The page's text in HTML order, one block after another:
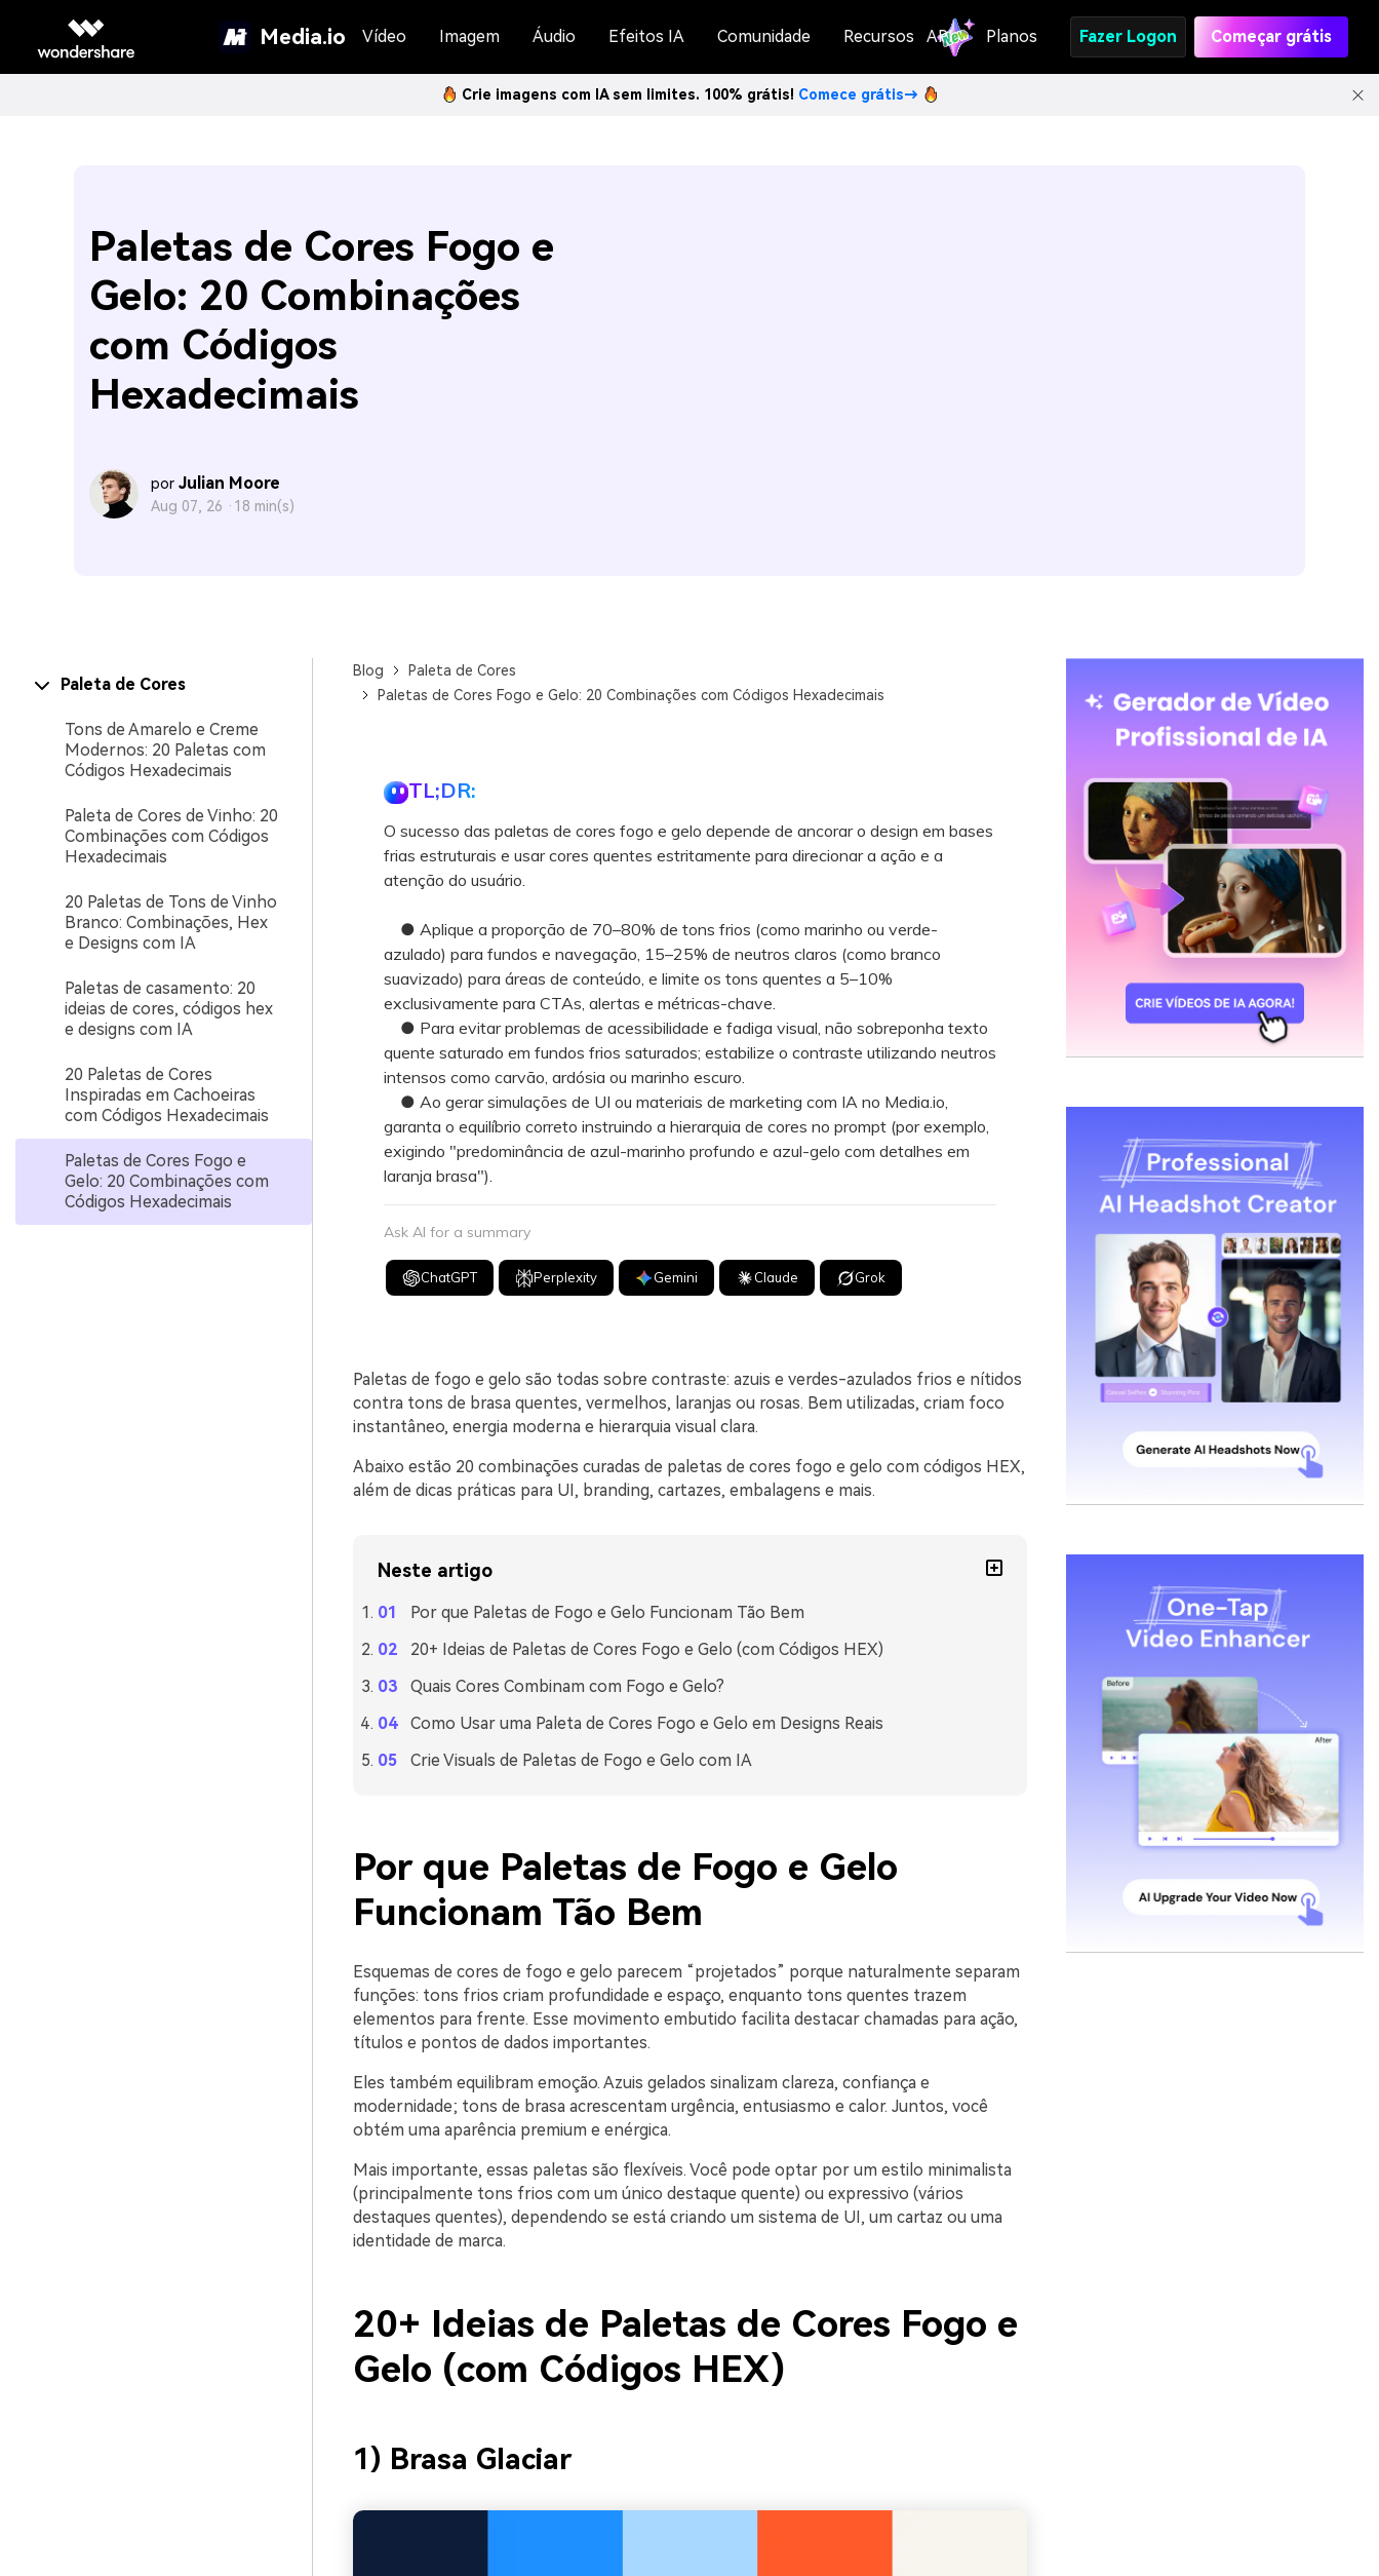
Media.io Vídeo Imagem Áudio Efeitos IA Comunidade Recursos API Planos Fazer Logon Começar grátis
Crie imagens com IA sem limites. 100% grátis! Comece grátis→
Paletas de Cores Fogo e
Gelo: 20 Combinações
com Códigos
Hexadecimais
por Julian Moore
Aug 07, 26 · 18 min(s)
Paleta de Cores
Tons de Amarelo e Creme
Modernos: 20 Paletas com
Códigos Hexadecimais
Paleta de Cores de Vinho: 20
Combinações com Códigos
Hexadecimais
20 Paletas de Tons de Vinho
Branco: Combinações, Hex
e Designs com IA
Paletas de casamento: 20
ideias de cores, códigos hex
e designs com IA
20 Paletas de Cores
Inspiradas em Cachoeiras
com Códigos Hexadecimais
Paletas de Cores Fogo e
Gelo: 20 Combinações com
Códigos Hexadecimais
Blog
Paleta de Cores
Paletas de Cores Fogo e Gelo: 20 Combinações com Códigos Hexadecimais
TL;DR:
O sucesso das paletas de cores fogo e gelo depende de ancorar o design em bases
frias estruturais e usar cores quentes estritamente para direcionar a ação e a
atenção do usuário.
● Aplique a proporção de 70–80% de tons frios (como marinho ou verde-
azulado) para fundos e navegação, 15–25% de neutros claros (como branco
suavizado) para áreas de conteúdo, e limite os tons quentes a 5–10%
exclusivamente para CTAs, alertas e métricas-chave.
● Para evitar problemas de acessibilidade e fadiga visual, não sobreponha texto
quente saturado em fundos frios saturados; estabilize o contraste utilizando neutros
intensos como carvão, ardósia ou marinho escuro.
● Ao gerar simulações de UI ou materiais de marketing com IA no Media.io,
garanta o equilíbrio correto instruindo a hierarquia de cores no prompt (por exemplo,
exigindo "predominância de azul-marinho profundo e azul-gelo com detalhes em
laranja brasa").
Ask AI for a summary
ChatGPT Perplexity Gemini Claude Grok
Paletas de fogo e gelo são todas sobre contraste: azuis e verdes-azulados frios e nítidos
contra tons de brasa quentes, vermelhos, laranjas ou rosas. Bem utilizadas, criam foco
instantâneo, energia moderna e hierarquia visual clara.
Abaixo estão 20 combinações curadas de paletas de cores fogo e gelo com códigos HEX,
além de dicas práticas para UI, branding, cartazes, embalagens e mais.
Neste artigo
Por que Paletas de Fogo e Gelo Funcionam Tão Bem
20+ Ideias de Paletas de Cores Fogo e Gelo (com Códigos HEX)
Quais Cores Combinam com Fogo e Gelo?
Como Usar uma Paleta de Cores Fogo e Gelo em Designs Reais
Crie Visuals de Paletas de Fogo e Gelo com IA
Por que Paletas de Fogo e Gelo
Funcionam Tão Bem
Esquemas de cores de fogo e gelo parecem “projetados” porque naturalmente separam
funções: tons frios criam profundidade e espaço, enquanto tons quentes trazem
elementos para frente. Esse movimento embutido facilita destacar chamadas para ação,
títulos e pontos de dados importantes.
Eles também equilibram emoção. Azuis gelados sinalizam clareza, confiança e
modernidade; tons de brasa acrescentam urgência, entusiasmo e calor. Juntos, você
obtém uma aparência premium e enérgica.
Mais importante, essas paletas são flexíveis. Você pode optar por um estilo minimalista
(principalmente tons frios com um único destaque quente) ou expressivo (vários
destaques quentes), dependendo se está criando um sistema de UI, um cartaz ou uma
identidade de marca.
20+ Ideias de Paletas de Cores Fogo e
Gelo (com Códigos HEX)
1) Brasa Glaciar